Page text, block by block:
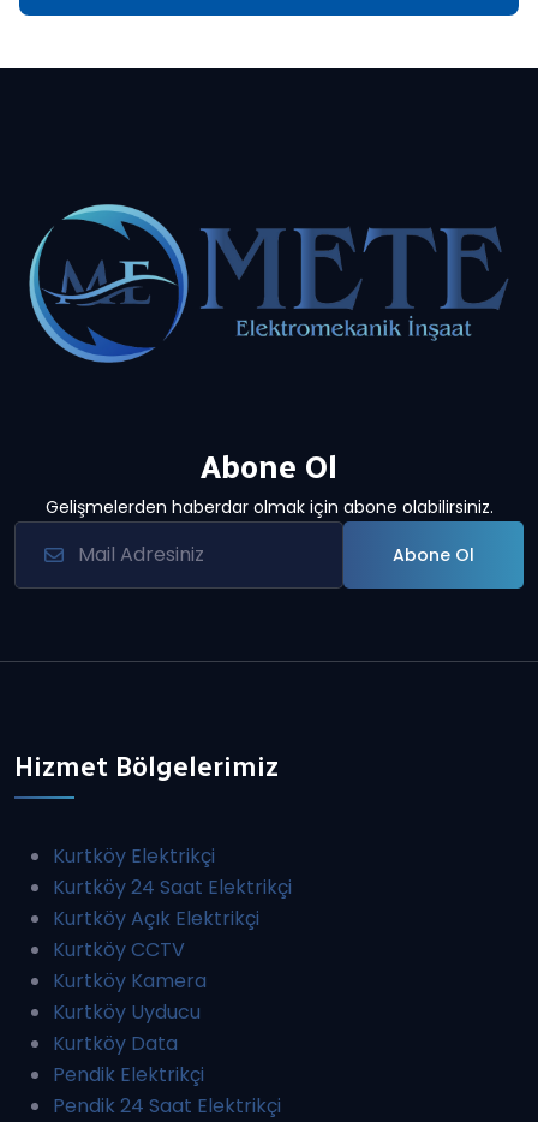
Abone Ol
Gelişmelerden haberdar olmak için abone olabilirsiniz.
Abone Ol
Hizmet Bölgelerimiz
Kurtköy Elektrikçi
Kurtköy 24 Saat Elektrikçi
Kurtköy Açık Elektrikçi
Kurtköy CCTV
Kurtköy Kamera
Kurtköy Uyducu
Kurtköy Data
Pendik Elektrikçi
Pendik 24 Saat Elektrikçi